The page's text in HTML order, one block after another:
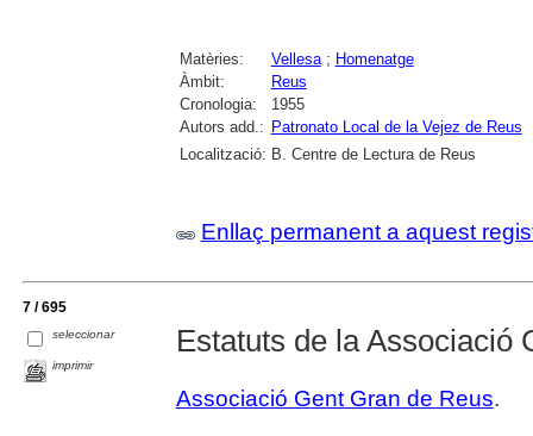
Matèries: Vellesa; Homenatge
Àmbit:
Reus
Cronologia:
1955
Autors add.: Patronato Local de la Vejez de Reus
Localització: B. Centre de Lectura de Reus
Enllaç permanent a aquest
7 / 695
seleccionar
imprimir
Estatuts de la Associació
Associació Gent Gran de Reus.